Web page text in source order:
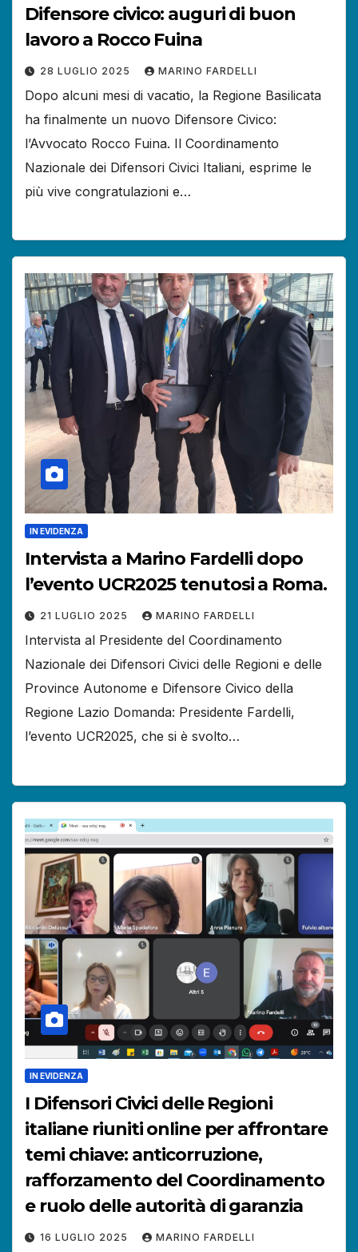
Difensore civico: auguri di buon
lavoro a Rocco Fuina
28 LUGLIO 2025 MARINO FARDELLI
Dopo alcuni mesi di vacatio, la Regione Basilicata
ha finalmente un nuovo Difensore Civico:
l’Avvocato Rocco Fuina. Il Coordinamento
Nazionale dei Difensori Civici Italiani, esprime le
più vive congratulazioni e…
IN EVIDENZA
Intervista a Marino Fardelli dopo
l’evento UCR2025 tenutosi a Roma.
21 LUGLIO 2025 MARINO FARDELLI
Intervista al Presidente del Coordinamento
Nazionale dei Difensori Civici delle Regioni e delle
Province Autonome e Difensore Civico della
Regione Lazio Domanda: Presidente Fardelli,
l’evento UCR2025, che si è svolto…
IN EVIDENZA
I Difensori Civici delle Regioni
italiane riuniti online per affrontare
temi chiave: anticorruzione,
rafforzamento del Coordinamento
e ruolo delle autorità di garanzia
16 LUGLIO 2025 MARINO FARDELLI